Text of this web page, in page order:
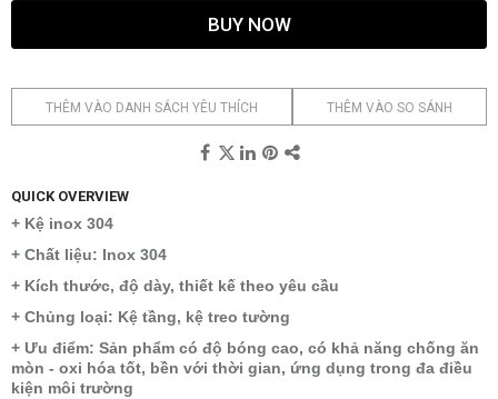
BUY NOW
THÊM VÀO DANH SÁCH YÊU THÍCH THÊM VÀO SO SÁNH
QUICK OVERVIEW
+ Kệ inox 304
+ Chất liệu: Inox 304
+ Kích thước, độ dày, thiết kế theo yêu cầu
+ Chủng loại: Kệ tầng, kệ treo tường
+ Ưu điểm: Sản phẩm có độ bóng cao, có khả năng chống ăn
mòn - oxi hóa tốt, bền với thời gian, ứng dụng trong đa điều
kiện môi trường